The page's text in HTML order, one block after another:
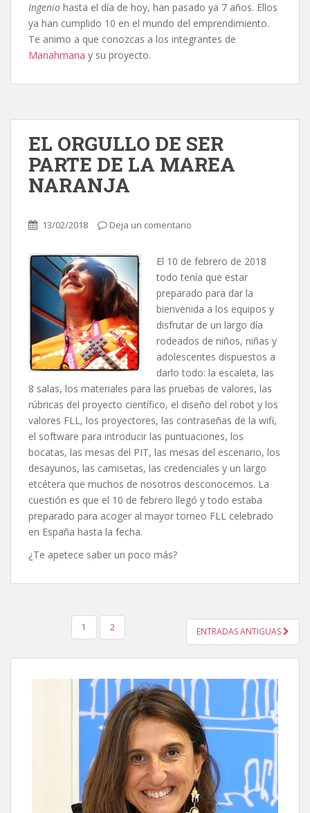
Ingenio hasta el día de hoy, han pasado ya 7 años. Ellos
ya han cumplido 10 en el mundo del emprendimiento.
Te animo a que conozcas a los integrantes de
Manahmana y su proyecto.
EL ORGULLO DE SER
PARTE DE LA MAREA
NARANJA
13/02/2018 Deja un comentario
El 10 de febrero de 2018
todo tenía que estar
preparado para dar la
bienvenida a los equipos y
disfrutar de un largo día
rodeados de niños, niñas y
adolescentes dispuestos a
darlo todo: la escaleta, las
8 salas, los materiales para las pruebas de valores, las
rúbricas del proyecto científico, el diseño del robot y los
valores FLL, los proyectores, las contraseñas de la wifi,
el software para introducir las puntuaciones, los
bocatas, las mesas del PIT, las mesas del escenario, los
desayunos, las camisetas, las credenciales y un largo
etcétera que muchos de nosotros desconocemos. La
cuestión es que el 10 de febrero llegó y todo estaba
preparado para acoger al mayor torneo FLL celebrado
en España hasta la fecha.
¿Te apetece saber un poco más?
PAGINACIÓN
ENTRADAS
1 2 ENTRADAS ANTIGUAS